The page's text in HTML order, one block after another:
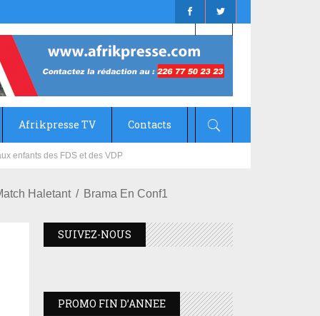
Afrikpresse TV Contacts
Haletant Brama En Conf1
SUIVEZ-NOUS
PROMO FIN D’ANNEE